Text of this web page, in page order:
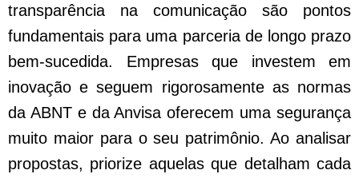
transparência na comunicação são pontos
fundamentais para uma parceria de longo prazo
bem-sucedida. Empresas que investem em
inovação e seguem rigorosamente as normas
da ABNT e da Anvisa oferecem uma segurança
muito maior para o seu patrimônio. Ao analisar
propostas, priorize aquelas que detalham cada